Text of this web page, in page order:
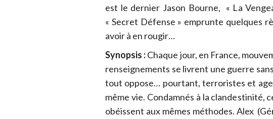
est le dernier Jason Bourne, « La
« Secret Défense » emprunte quelques
avoir à en rougir…
Synopsis :Chaque jour, en France,
renseignements se livrent une guerre
tout oppose… pourtant, terroristes et
même vie. Condamnés à la clandestinité,
obéissent aux mêmes méthodes. Alex